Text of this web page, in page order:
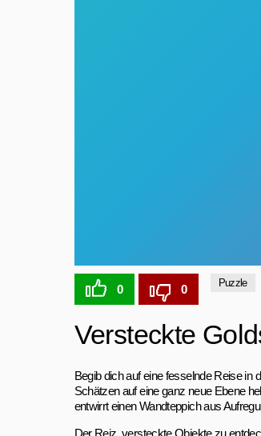
0 0 Puzzle
Versteckte
Begib dich auf eine fesselnde Reise in
Schätzen auf eine ganz neue Ebene
entwirrt einen Wandteppich aus
Der Reiz, versteckte Objekte zu